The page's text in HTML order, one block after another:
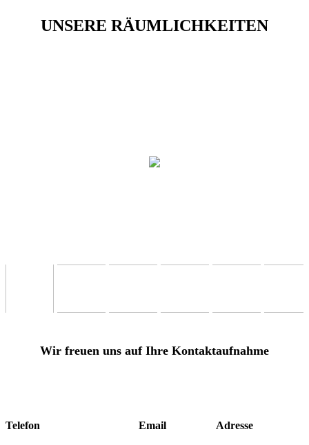
Wir freuen uns auf Ihre Kontaktaufnahme
Telefon Email Adresse